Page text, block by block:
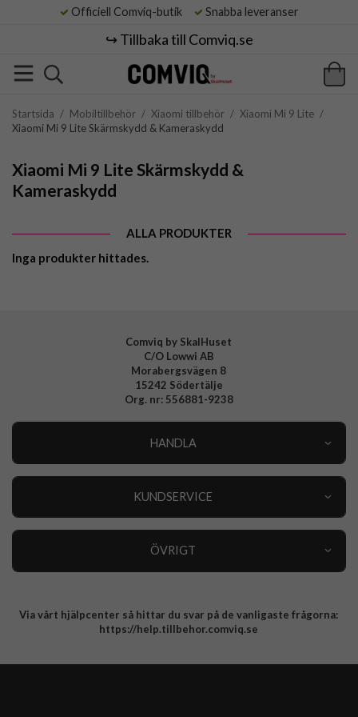
Officiell Comviq-butik Snabba leveranser
↪️ Tillbaka till Comviq.se
Startsida / Mobiltillbehör / Xiaomi tillbehör / Xiaomi Mi 9 Lite /
Xiaomi Mi 9 Lite Skärmskydd & Kameraskydd
Xiaomi Mi 9 Lite Skärmskydd &
Kameraskydd
ALLA PRODUKTER
Inga produkter hittades.
Comviq by SkalHuset
C/O Lowwi AB
Morabergsvägen 8
15242 Södertälje
Org. nr: 556881-9238
HANDLA
KUNDSERVICE
ÖVRIGT
Integritetspolicy
Via vårt hjälpcenter så hittar du svar på de vanligaste frågorna:
https://help.tillbehor.comviq.se